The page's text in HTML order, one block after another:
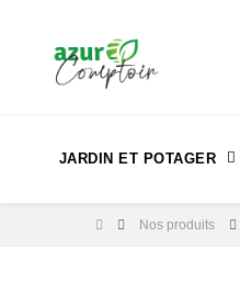
JARDIN ET POTAGER
Nos produits